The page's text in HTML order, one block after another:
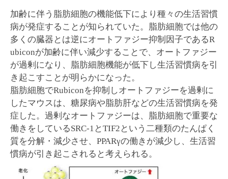
加齢に伴う脂肪細胞の機能低下により種々の生活習慣
病が発症することが知られていた。脂肪細胞では他の
多くの臓器とは逆にオートファジー抑制因子であるR
ubiconが加齢に伴い減少することで、オートファジー
が過剰になり、脂肪細胞機能が低下し生活習慣病を引
き起こすことが明らかになった。
脂肪細胞でRubiconを抑制しオートファジーを過剰に
したマウスは、糖尿病や脂肪肝などの生活習慣病を発
症した。過剰なオートファジーは、脂肪細胞で重要な
働きをしているSRC-1とTIF2という二種類のたんぱく
質を分解・減少させ、PPARγの働きが減少し、生活習
慣病が引き起こされると考えられる。